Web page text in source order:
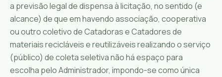
a previsão legal de dispensa à licitação, no sentido (e
alcance) de que em havendo associação, cooperativa
ou outro coletivo de Catadoras e Catadores de
materiais recicláveis e reutilizáveis realizando o serviço
(público) de coleta seletiva não há espaço para
escolha pelo Administrador, impondo-se como única